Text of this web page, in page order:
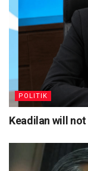
POLITIK
Keadilan will not